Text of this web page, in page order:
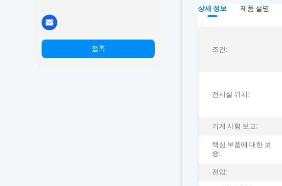
접촉
상세 정보 제품 설명
조건:
전시실 위치:
기계 시험 보고:
핵심 부품에 대한 보
증:
전압: